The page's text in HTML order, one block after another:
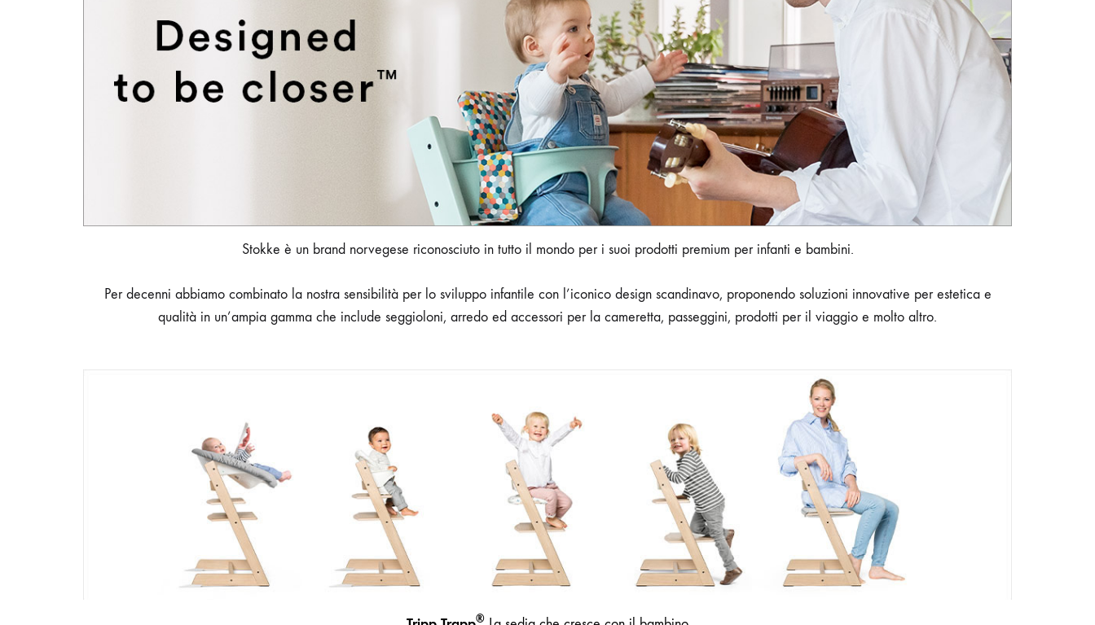
Stokke è un brand norvegese riconosciuto in tutto il mondo per i suoi prodotti premium per infanti e bambini.
Per decenni abbiamo combinato la nostra sensibilità per lo sviluppo infantile con l’iconico design scandinavo, proponendo soluzioni innovative per estetica e
qualità in un’ampia gamma che include seggioloni, arredo ed accessori per la cameretta, passeggini, prodotti per il viaggio e molto altro.
®